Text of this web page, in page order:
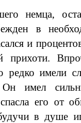
немца,
в
и
прихоти.
имели
Он имел
его от
в душе